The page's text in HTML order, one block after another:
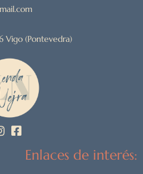
Vigo (Pontevedra)
Enlaces de interés: